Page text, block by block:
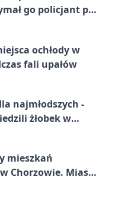
go policjant po
ochłody w
fali upałów
najmłodszych -
żłobek w
mieszkań
Chorzowie. Miasto